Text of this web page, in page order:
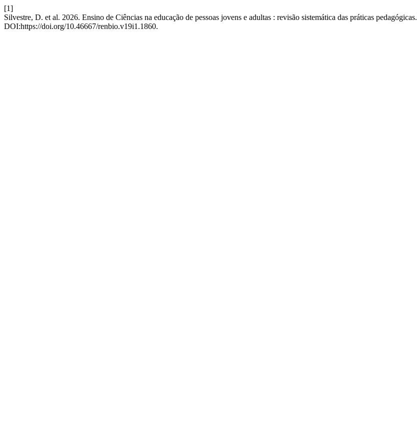
[1]
Silvestre, D. et al. 2026. Ensino de Ciências na educação de pessoas jovens e adultas : revisão sistemática das práticas pedagógicas.
DOI:https://doi.org/10.46667/renbio.v19i1.1860.